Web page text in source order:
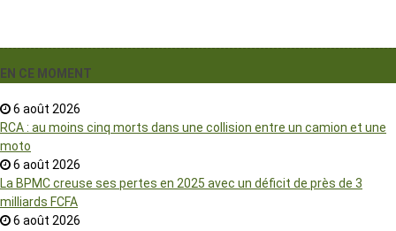
EN CE MOMENT
6 août 2026
RCA : au moins cinq morts dans une collision entre un camion et une
moto
6 août 2026
La BPMC creuse ses pertes en 2025 avec un déficit de près de 3
milliards FCFA
6 août 2026